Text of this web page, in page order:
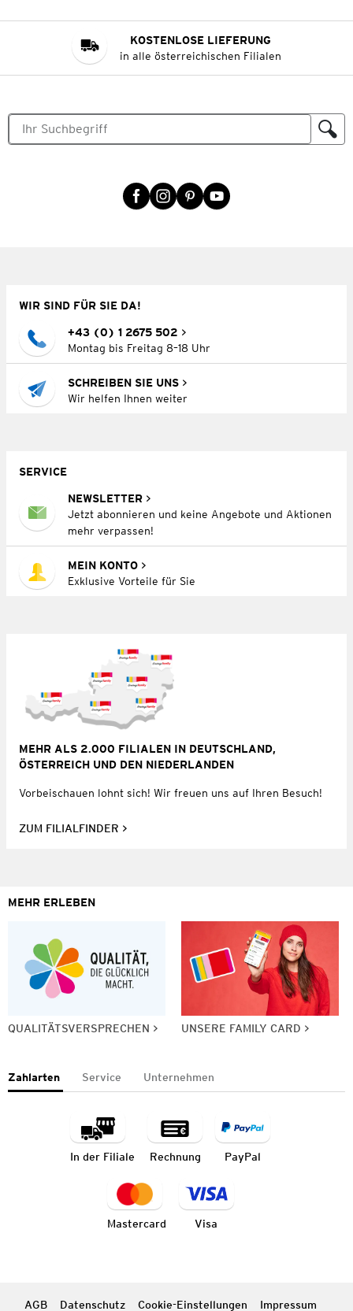
KOSTENLOSE LIEFERUNG
in alle österreichischen Filialen
WIR SIND FÜR SIE DA!
+43 (0) 1 2675 502
Montag bis Freitag 8–18 Uhr
SCHREIBEN SIE UNS
Wir helfen Ihnen weiter
SERVICE
NEWSLETTER
Jetzt abonnieren und keine Angebote und Aktionen
mehr verpassen!
MEIN KONTO
Exklusive Vorteile für Sie
MEHR ALS 2.000 FILIALEN IN DEUTSCHLAND,
ÖSTERREICH UND DEN NIEDERLANDEN
Vorbeischauen lohnt sich! Wir freuen uns auf Ihren Besuch!
ZUM FILIALFINDER
MEHR ERLEBEN
QUALITÄTSVERSPRECHEN UNSERE FAMILY CARD
Zahlarten Service Unternehmen
In der Filiale Rechnung PayPal
Mastercard Visa
AGB Datenschutz Cookie-Einstellungen Impressum